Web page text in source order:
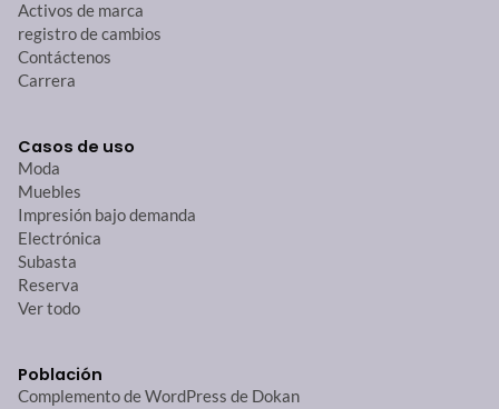
Activos de marca
registro de cambios
Contáctenos
Carrera
Casos de uso
Moda
Muebles
Impresión bajo demanda
Electrónica
Subasta
Reserva
Ver todo
Población
Complemento de WordPress de Dokan